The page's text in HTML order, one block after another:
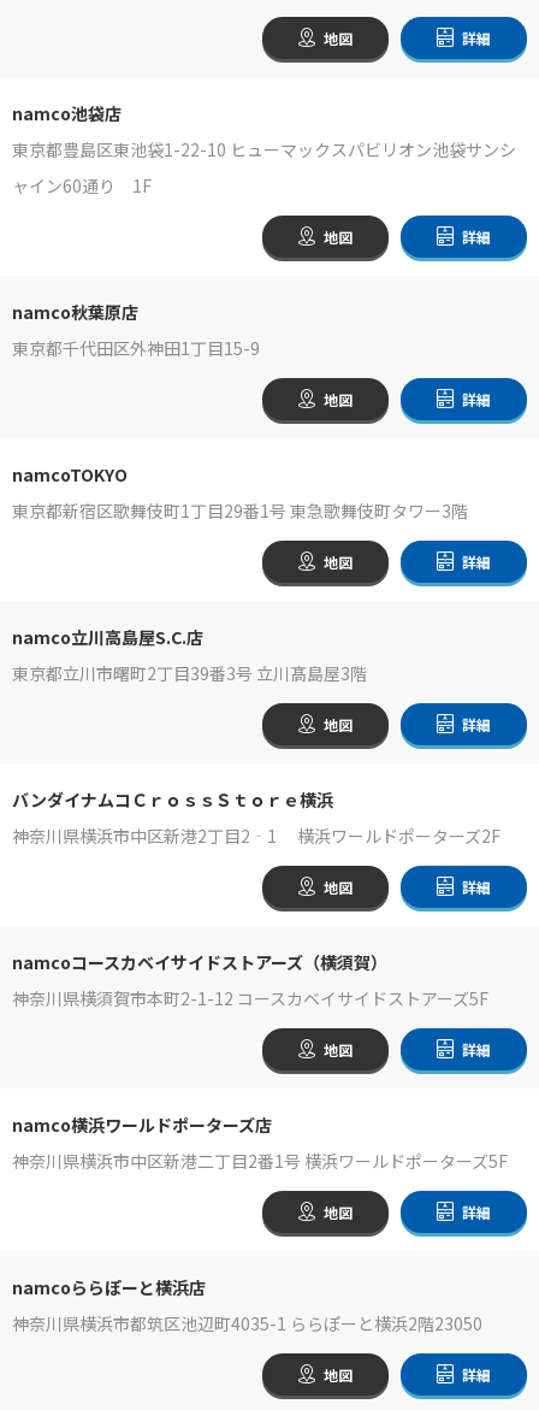
地図 詳細
namco池袋店
東京都豊島区東池袋1-22-10 ヒューマックスパビリオン池袋サンシ
ャイン60通り 1F
地図 詳細
namco秋葉原店
東京都千代田区外神田1丁目15-9
地図 詳細
namcoTOKYO
東京都新宿区歌舞伎町1丁目29番1号 東急歌舞伎町タワー3階
地図 詳細
namco立川高島屋S.C.店
東京都立川市曙町2丁目39番3号 立川髙島屋3階
地図 詳細
バンダイナムコＣｒｏｓｓＳｔｏｒｅ横浜
神奈川県横浜市中区新港2丁目2‐1 横浜ワールドポーターズ2F
地図 詳細
namcoコースカベイサイドストアーズ（横須賀）
神奈川県横須賀市本町2-1-12 コースカベイサイドストアーズ5F
地図 詳細
namco横浜ワールドポーターズ店
神奈川県横浜市中区新港二丁目2番1号 横浜ワールドポーターズ5F
地図 詳細
namcoららぽーと横浜店
神奈川県横浜市都筑区池辺町4035-1 ららぽーと横浜2階23050
地図 詳細